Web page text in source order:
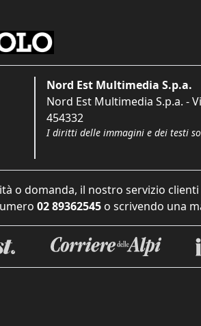
Nord Est Multimedia S.p.a.
Nord Est Multimedia S.p.a. -
454332
I diritti delle immagini e dei testi
o domanda, il nostro servizio
02 89362545 o scrivendo una